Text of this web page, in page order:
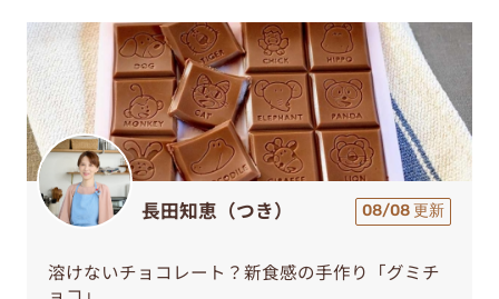
長田知恵（つき） 08/08 更新
溶けないチョコレート？新食感の手作り「グミチ